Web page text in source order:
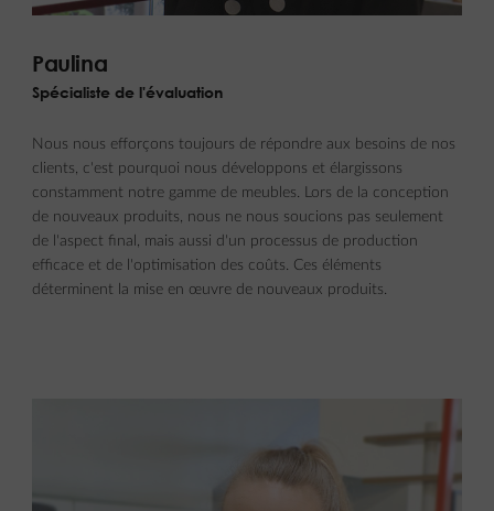
Paulina
Spécialiste de l'évaluation
Nous nous efforçons toujours de répondre aux besoins de nos
clients, c'est pourquoi nous développons et élargissons
constamment notre gamme de meubles. Lors de la conception
de nouveaux produits, nous ne nous soucions pas seulement
de l'aspect final, mais aussi d'un processus de production
efficace et de l'optimisation des coûts. Ces éléments
déterminent la mise en œuvre de nouveaux produits.